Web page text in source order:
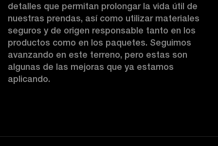
detalles que permitan prolongar la vida útil de
nuestras prendas, así como utilizar materiales
seguros y de origen responsable tanto en los
productos como en los paquetes. Seguimos
avanzando en este terreno, pero estas son
algunas de las mejoras que ya estamos
aplicando.